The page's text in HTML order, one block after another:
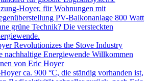
Hoyer, für Wohnungen mit
PV-Balkonanlage 800 Watt
grüne Technik? Die versteckten
Revolutionizes the Stove Industry
nachhaltige Energiewende Willkommen
von Eric Hoyer
ca. 900 °C, die ständig vorhanden ist,